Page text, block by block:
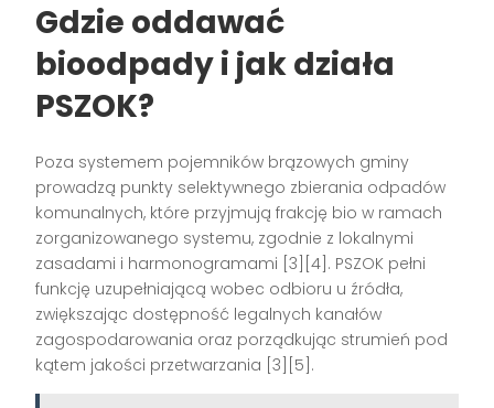
Gdzie oddawać
bioodpady i jak działa
PSZOK?
Poza systemem pojemników brązowych gminy
prowadzą punkty selektywnego zbierania odpadów
komunalnych, które przyjmują frakcję bio w ramach
zorganizowanego systemu, zgodnie z lokalnymi
zasadami i harmonogramami [3][4]. PSZOK pełni
funkcję uzupełniającą wobec odbioru u źródła,
zwiększając dostępność legalnych kanałów
zagospodarowania oraz porządkując strumień pod
kątem jakości przetwarzania [3][5].